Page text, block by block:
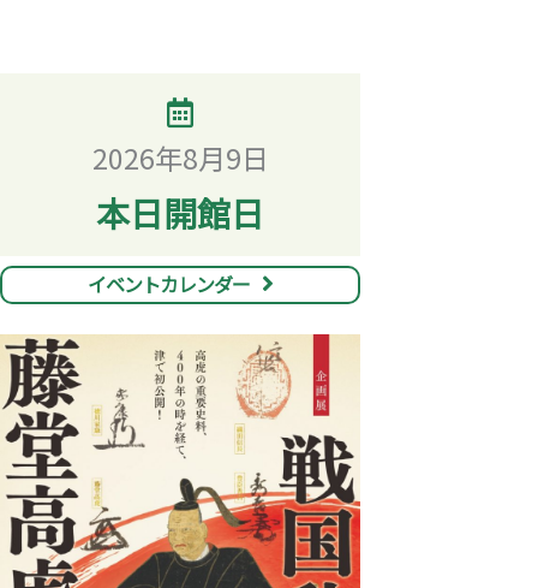
2026年8月9日
本日開館日
イベントカレンダー